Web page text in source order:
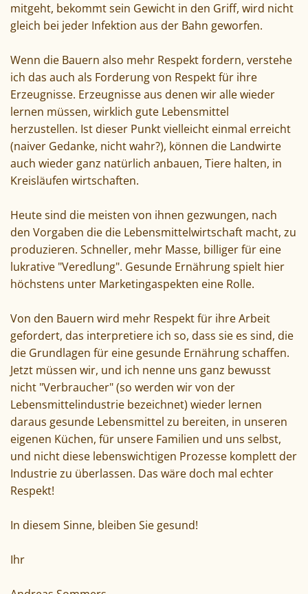
mitgeht, bekommt sein Gewicht in den Griff, wird nicht
gleich bei jeder Infektion aus der Bahn geworfen.
Wenn die Bauern also mehr Respekt fordern, verstehe
ich das auch als Forderung von Respekt für ihre
Erzeugnisse. Erzeugnisse aus denen wir alle wieder
lernen müssen, wirklich gute Lebensmittel
herzustellen. Ist dieser Punkt vielleicht einmal erreicht
(naiver Gedanke, nicht wahr?), können die Landwirte
auch wieder ganz natürlich anbauen, Tiere halten, in
Kreisläufen wirtschaften.
Heute sind die meisten von ihnen gezwungen, nach
den Vorgaben die die Lebensmittelwirtschaft macht, zu
produzieren. Schneller, mehr Masse, billiger für eine
lukrative "Veredlung". Gesunde Ernährung spielt hier
höchstens unter Marketingaspekten eine Rolle.
Von den Bauern wird mehr Respekt für ihre Arbeit
gefordert, das interpretiere ich so, dass sie es sind, die
die Grundlagen für eine gesunde Ernährung schaffen.
Jetzt müssen wir, und ich nenne uns ganz bewusst
nicht "Verbraucher" (so werden wir von der
Lebensmittelindustrie bezeichnet) wieder lernen
daraus gesunde Lebensmittel zu bereiten, in unseren
eigenen Küchen, für unsere Familien und uns selbst,
und nicht diese lebenswichtigen Prozesse komplett der
Industrie zu überlassen. Das wäre doch mal echter
Respekt!
In diesem Sinne, bleiben Sie gesund!
Ihr